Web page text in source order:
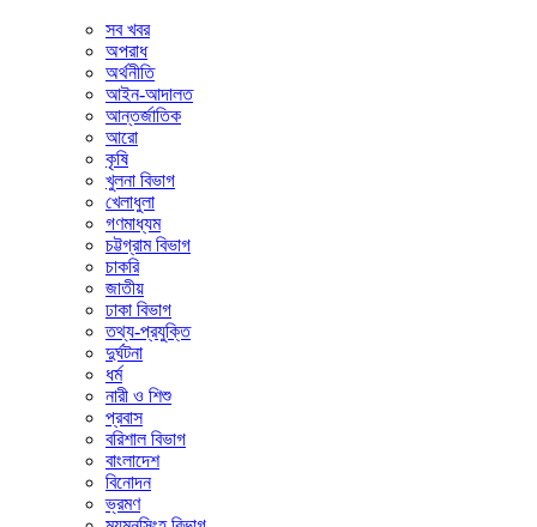
সব খবর
অপরাধ
অর্থনীতি
আইন-আদালত
আন্তর্জাতিক
আরো
কৃষি
খুলনা বিভাগ
খেলাধুলা
গণমাধ্যম
চট্টগ্রাম বিভাগ
চাকরি
জাতীয়
ঢাকা বিভাগ
তথ্য-প্রযুক্তি
দুর্ঘটনা
ধর্ম
নারী ও শিশু
প্রবাস
বরিশাল বিভাগ
বাংলাদেশ
বিনোদন
ভ্রমণ